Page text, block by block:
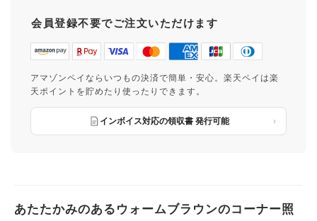
会員登録不要でご注文いただけます
アマゾンペイならいつもの決済で簡単・安心。楽天ペイは楽
天ポイントを貯めたり使ったりできます。
インボイス対応の領収書 発行可能
あたたかみのあるウォームブラウンのコーナー照